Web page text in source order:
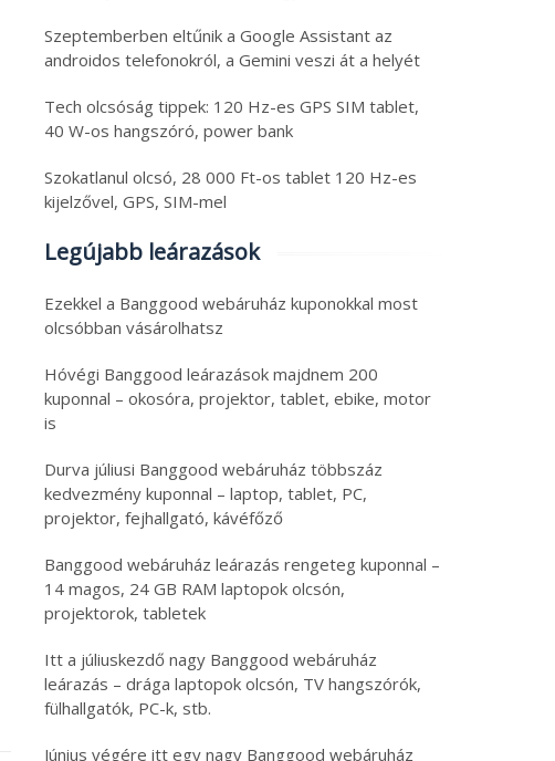
Szeptemberben eltűnik a Google Assistant az
androidos telefonokról, a Gemini veszi át a helyét
Tech olcsóság tippek: 120 Hz-es GPS SIM tablet,
40 W-os hangszóró, power bank
Szokatlanul olcsó, 28 000 Ft-os tablet 120 Hz-es
kijelzővel, GPS, SIM-mel
Legújabb leárazások
Ezekkel a Banggood webáruház kuponokkal most
olcsóbban vásárolhatsz
Hóvégi Banggood leárazások majdnem 200
kuponnal – okosóra, projektor, tablet, ebike, motor
is
Durva júliusi Banggood webáruház többszáz
kedvezmény kuponnal – laptop, tablet, PC,
projektor, fejhallgató, kávéfőző
Banggood webáruház leárazás rengeteg kuponnal –
14 magos, 24 GB RAM laptopok olcsón,
projektorok, tabletek
Itt a júliuskezdő nagy Banggood webáruház
leárazás – drága laptopok olcsón, TV hangszórók,
fülhallgatók, PC-k, stb.
Június végére itt egy nagy Banggood webáruház